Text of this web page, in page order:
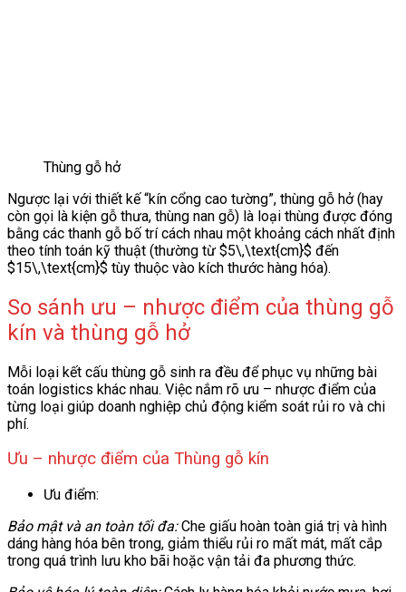
Thùng gỗ hở
Ngược lại với thiết kế “kín cổng cao tường”, thùng gỗ hở (hay
còn gọi là kiện gỗ thưa, thùng nan gỗ) là loại thùng được đóng
bằng các thanh gỗ bố trí cách nhau một khoảng cách nhất định
theo tính toán kỹ thuật (thường từ $5\,\text{cm}$ đến
$15\,\text{cm}$ tùy thuộc vào kích thước hàng hóa).
So sánh ưu – nhược điểm của thùng gỗ
kín và thùng gỗ hở
Mỗi loại kết cấu thùng gỗ sinh ra đều để phục vụ những bài
toán logistics khác nhau. Việc nắm rõ ưu – nhược điểm của
từng loại giúp doanh nghiệp chủ động kiểm soát rủi ro và chi
phí.
Ưu – nhược điểm của Thùng gỗ kín
Ưu điểm:
Bảo mật và an toàn tối đa:Che giấu hoàn toàn giá trị và hình
dáng hàng hóa bên trong, giảm thiểu rủi ro mất mát, mất cắp
trong quá trình lưu kho bãi hoặc vận tải đa phương thức.